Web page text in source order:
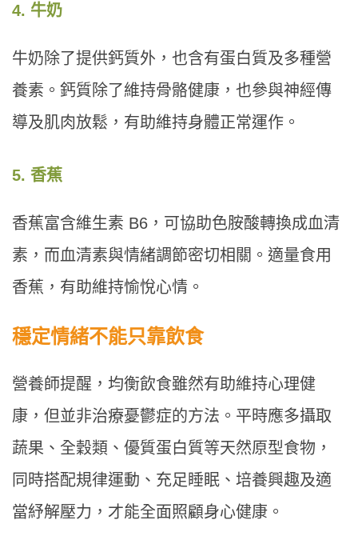
4. 牛奶
牛奶除了提供鈣質外，也含有蛋白質及多種營
養素。鈣質除了維持骨骼健康，也參與神經傳
導及肌肉放鬆，有助維持身體正常運作。
5. 香蕉
香蕉富含維生素 B6，可協助色胺酸轉換成血清
素，而血清素與情緒調節密切相關。適量食用
香蕉，有助維持愉悅心情。
穩定情緒不能只靠飲食
營養師提醒，均衡飲食雖然有助維持心理健
康，但並非治療憂鬱症的方法。平時應多攝取
蔬果、全穀類、優質蛋白質等天然原型食物，
同時搭配規律運動、充足睡眠、培養興趣及適
當紓解壓力，才能全面照顧身心健康。